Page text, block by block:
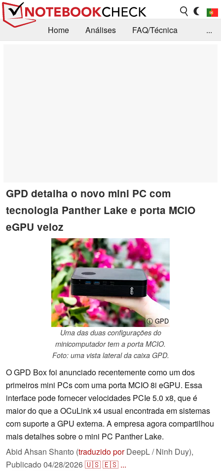
Home Análises
FAQ/Técnica
...
GPD detalha o novo mini PC com
tecnologia Panther Lake e porta MCIO
eGPU veloz
ⓘ GPD
Uma das duas configurações do
minicomputador tem a porta MCIO.
Foto: uma vista lateral da caixa GPD.
O GPD Box foi anunciado recentemente como um dos
primeiros mini PCs com uma porta MCIO 8i eGPU. Essa
interface pode fornecer velocidades PCIe 5.0 x8, que é
maior do que a OCuLink x4 usual encontrada em sistemas
com suporte a GPU externa. A empresa agora compartilhou
mais detalhes sobre o mini PC Panther Lake.
Abid Ahsan Shanto (traduzido porDeepL / Ninh Duy),
Publicado 04/28/2026🇺🇸🇪🇸 ...